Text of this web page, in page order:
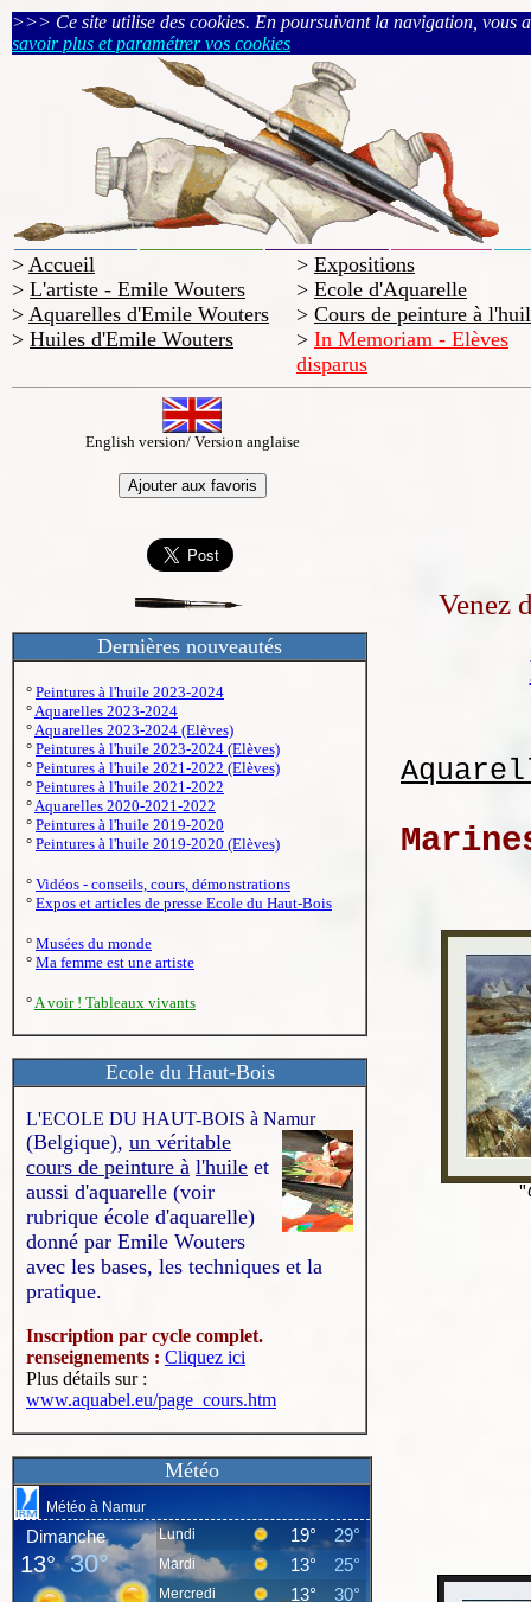
>>> Ce site utilise des cookies. En poursuivant la navigation, vous
savoir plus et paramétrer vos cookies
> Accueil
> L'artiste - Emile Wouters
> Aquarelles d'Emile Wouters
> Huiles d'Emile Wouters
> Expositions
> Ecole d'Aquarelle
> Cours de peinture à
> In Memoriam - Elèves
disparus
English version/ Version anglaise
Dernières nouveautés
° Peintures à l'huile 2023-2024
°Aquarelles 2023-2024
°Aquarelles 2023-2024 (Elèves)
° Peintures à l'huile 2023-2024 (Elèves)
° Peintures à l'huile 2021-2022 (Elèves)
° Peintures à l'huile 2021-2022
°Aquarelles 2020-2021-2022
° Peintures à l'huile 2019-2020
° Peintures à l'huile 2019-2020 (Elèves)
° Vidéos - conseils, cours, démonstrations
° Expos et articles de presse Ecole du Haut-Bois
° Musées du monde
° Ma femme est une artiste
°A voir ! Tableaux vivants
Ecole du Haut-Bois
L'ECOLE DU HAUT-BOIS à Namur
(Belgique), un véritable
cours de peinture à l'huile et
aussi d'aquarelle (voir
rubrique école d'aquarelle)
donné par Emile Wouters
avec les bases, les techniques et la
pratique.
Inscription par cycle complet.
renseignements : Cliquez ici
Plus détails sur :
www.aquabel.eu/page_cours.htm
Météo
Venez
"